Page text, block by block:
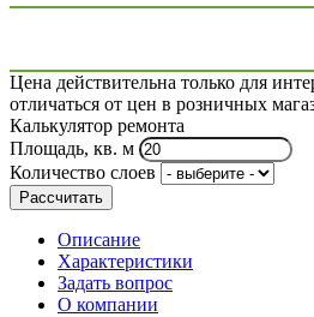
Цена действительна только для
отличаться от цен в розничных
Калькулятор ремонта
Площадь, кв. м
Количество слоев
Рассчитать
Описание
Характеристики
Задать вопрос
О компании